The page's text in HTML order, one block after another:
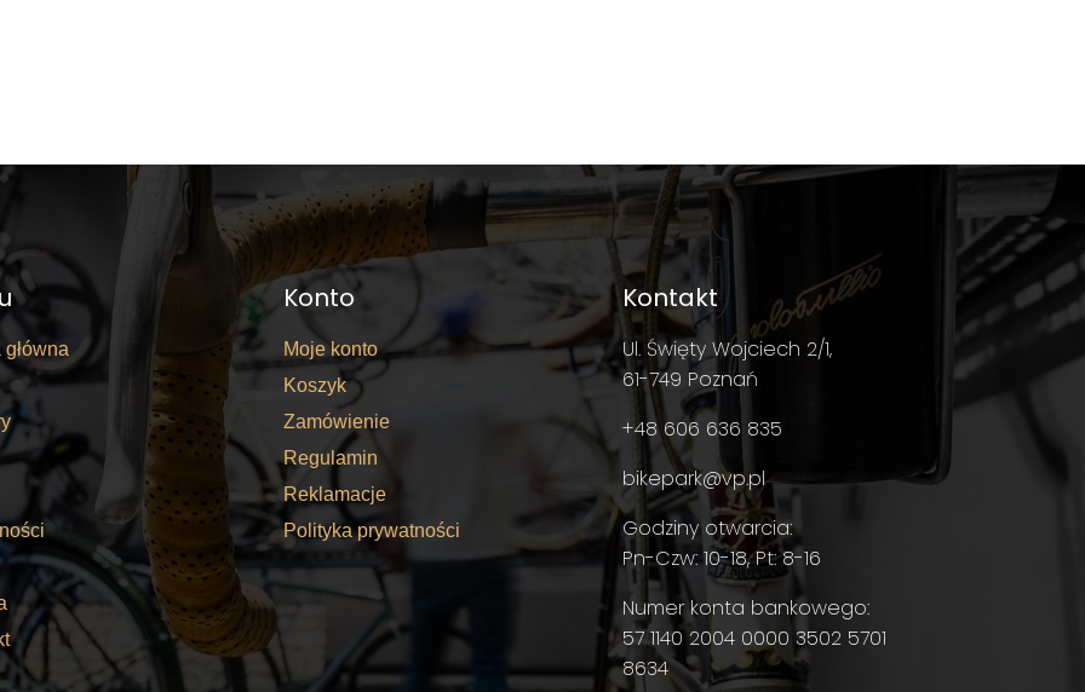
Konto
Moje konto
Koszyk
Zamówienie
Regulamin
Reklamacje
Polityka prywatności
Kontakt
Ul. Święty Wojciech 2/1,
61-749 Poznań
+48 606 636 835
bikepark@vp.pl
Godziny otwarcia:
Pn-Czw: 10-18, Pt: 8-16
Numer konta bankowego:
57 1140 2004 0000 3502 5701
8634